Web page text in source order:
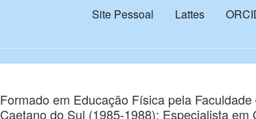
Site Pessoal Lattes
Formado em Educação Física pela
Caetano do Sul (1985-1988); Especialista em